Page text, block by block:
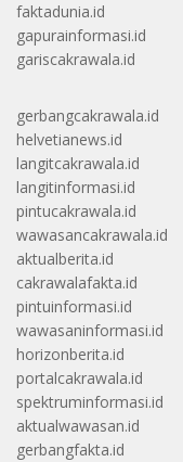
faktadunia.id
gapurainformasi.id
gariscakrawala.id
gerbangcakrawala.id
helvetianews.id
langitcakrawala.id
langitinformasi.id
pintucakrawala.id
wawasancakrawala.id
aktualberita.id
cakrawalafakta.id
pintuinformasi.id
wawasaninformasi.id
horizonberita.id
portalcakrawala.id
spektruminformasi.id
aktualwawasan.id
gerbangfakta.id